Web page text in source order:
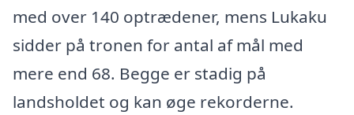
med over 140 optrædener, mens Lukaku
sidder på tronen for antal af mål med
mere end 68. Begge er stadig på
landsholdet og kan øge rekorderne.